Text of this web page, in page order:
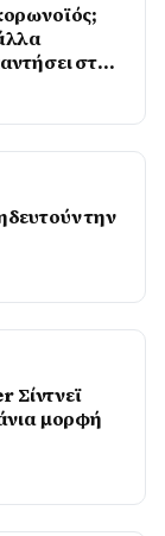
στο
την
Σίντνεϊ
μορφή